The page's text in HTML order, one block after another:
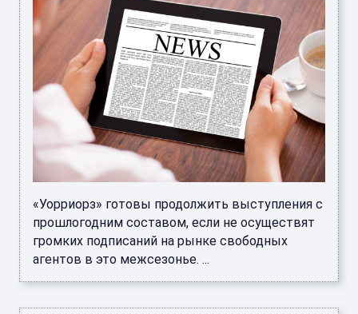
«Уорриорз» готовы продолжить выступления с
прошлогодним составом, если не осуществят
громких подписаний на рынке свободных
агентов в это межсезонье. ...